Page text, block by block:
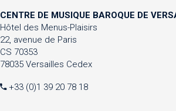
CENTRE DE MUSIQUE BAROQUE DE
Hôtel des Menus-Plaisirs
22, avenue de Paris
CS 70353
78035 Versailles Cedex
+33 (0)1 39 20 78 18